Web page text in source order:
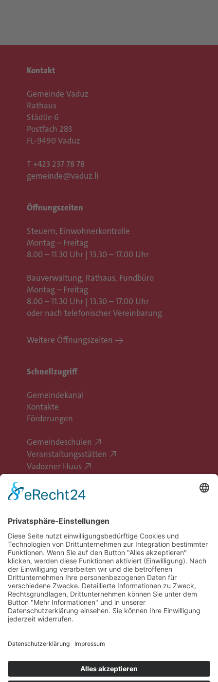
Kontakt
Gemeinde Vaduz
Rathaus
Städtle 6
Postfach 283
FL-9490 Vaduz
T +423 237 78 78
gemeinde@vaduz.li
Öffnungszeiten
Steuern, Einwohnerkontrolle
Montag – Freitag
8.00 – 11.30 Uhr | 13.30 – 17.00 Uhr
Bauverwaltung, Rathaus, Fundbüro
Montag – Freitag
8.00 – 11.30 Uhr | 13.30 – 17.00 Uhr
oder nach telefonischer Vereinbarung
Weitere Öffnungszeiten
Schnellzugriff
Gemeindekanal
Kontakte
Förderungen
Gemeindeschulen
Veranstaltungsstätten
Vadozner Huus